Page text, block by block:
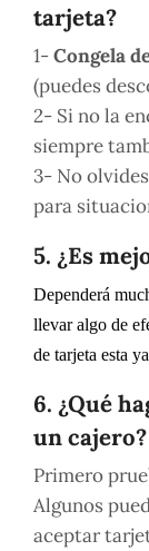
tarjeta?
1-Congela
(puedes
2- Si no la
siempre
3- No
para
5. ¿Es
Dependerá
llevar algo de
de tarjeta esta
6. ¿Qué
un cajero?
Primero
Algunos
aceptar